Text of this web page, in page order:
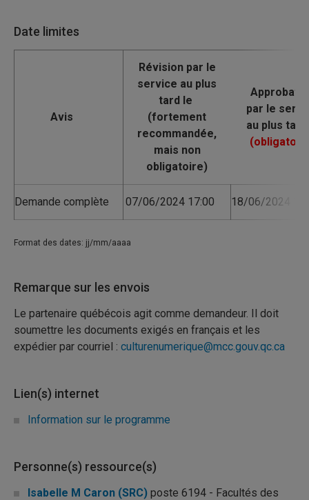
Date limites
Avis
Demande complète 07/06/2024 17:00 18/06/2024
Format des dates: jj/mm/aaaa
Remarque sur les envois
Le partenaire québécois agit comme demandeur. Il doit
soumettre les documents exigés en français et les
expédier par courriel : culturenumerique@mcc.gouv.qc.ca
Lien(s) internet
Information sur le programme
Personne(s) ressource(s)
Isabelle M Caron (SRC) poste 6194 - Facultés des